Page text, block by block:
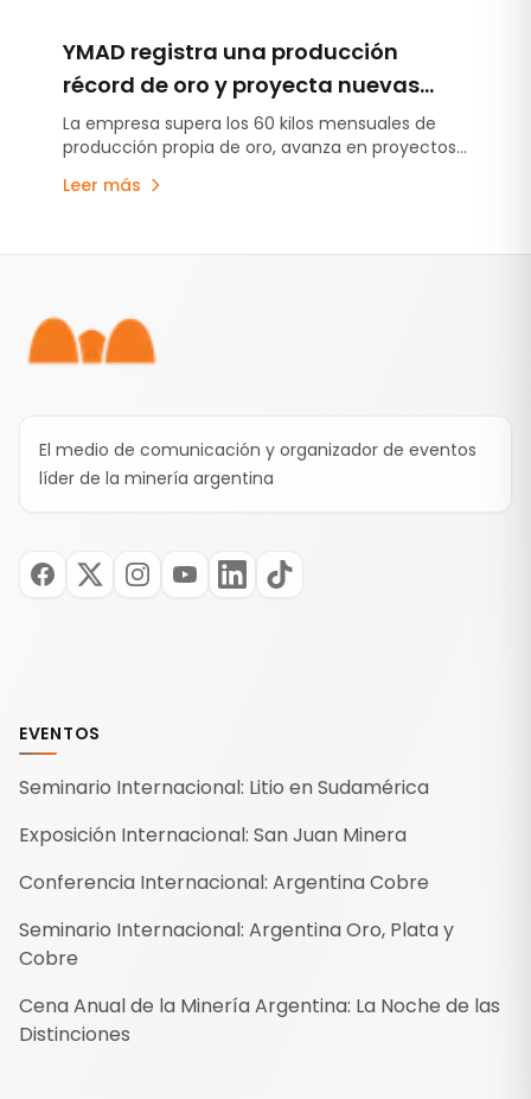
YMAD registra una producción
récord de oro y proyecta nuevas
inversiones en exploración y energía
La empresa supera los 60 kilos mensuales de
producción propia de oro, avanza en proyectos
exploratorios y analiza iniciativas energéticas
para fortalecer su desarrollo futuro.
Leer más
El medio de comunicación y organizador de eventos
líder de la minería argentina
EVENTOS
Seminario Internacional: Litio en Sudamérica
Exposición Internacional: San Juan Minera
Conferencia Internacional: Argentina Cobre
Seminario Internacional: Argentina Oro, Plata y
Cobre
Cena Anual de la Minería Argentina: La Noche de las
Distinciones